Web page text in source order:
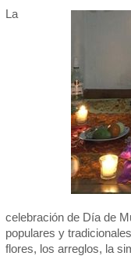
La
celebración de Día de
populares y
flores, los arreglos, la